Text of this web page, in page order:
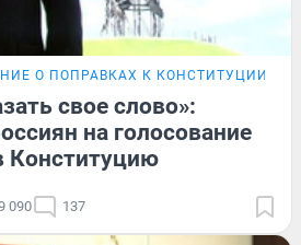
О ПОПРАВКАХ К КОНСТИТУЦИИ
свое слово»:
на голосование
Конституцию
090 137